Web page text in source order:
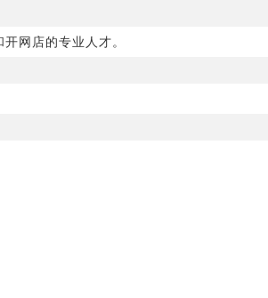
网店的专业人才。